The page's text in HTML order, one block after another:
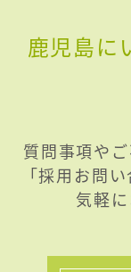
鹿児島に
質問事項や
「採用お問
気軽